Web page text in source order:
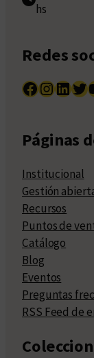
hs
Redes
Facebook InstagramLinkedIn Twitter
Páginas
Institucional
Gestión
Recursos
Puntos de
Catálogo
Blog
Eventos
Preguntas
RSS Feed de